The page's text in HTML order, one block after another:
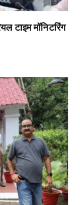
टाइम मॉनिटरिंग